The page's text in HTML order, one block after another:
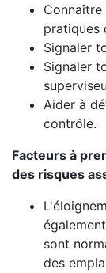
pratiques
Signaler
Signaler
Aider à
contrôle.
Facteurs à
des risques
sont
des